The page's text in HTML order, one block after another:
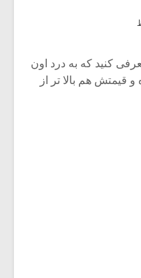
کنید که به درد اون
قیمتش هم بالا تر از